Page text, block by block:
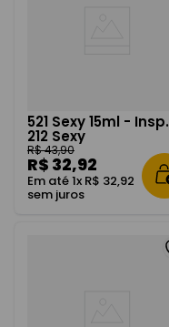
521 Sexy 15ml - Insp.
212 Sexy
R$43,90
R$ 32,92
Em até1x R$ 32,92
sem juros